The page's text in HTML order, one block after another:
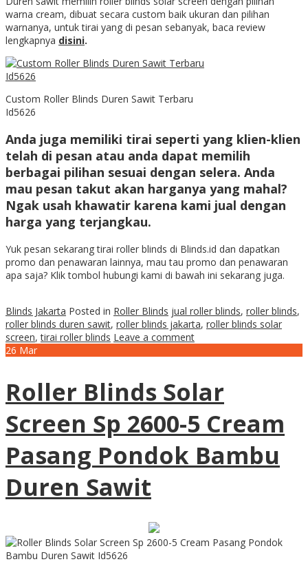
warna cream, dibuat secara custom baik ukuran dan pilihan
warnanya, untuk tirai yang di pesan sebanyak, baca review
lengkapnya disini.
Custom Roller Blinds Duren Sawit Terbaru
Id5626
Anda juga memiliki tirai seperti yang klien-klien
telah di pesan atau anda dapat memilih
berbagai pilihan sesuai dengan selera. Anda
mau pesan takut akan harganya yang mahal?
Ngak usah khawatir karena kami jual dengan
harga yang terjangkau.
Yuk pesan sekarang tirai roller blinds di Blinds.id dan dapatkan
promo dan penawaran lainnya, mau tau promo dan penawaran
apa saja? Klik tombol hubungi kami di bawah ini sekarang juga.
Blinds Jakarta Posted in Roller Blinds jual roller blinds, roller blinds,
roller blinds duren sawit, roller blinds jakarta, roller blinds solar
screen,tirai roller blinds Leave a comment
26 Mar
Roller Blinds Solar
Screen Sp 2600-5 Cream
Pasang Pondok Bambu
Duren Sawit